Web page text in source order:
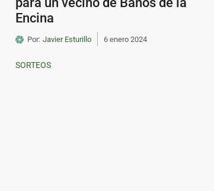
Encina
Por: Javier Esturillo 6 enero 2024
SORTEOS